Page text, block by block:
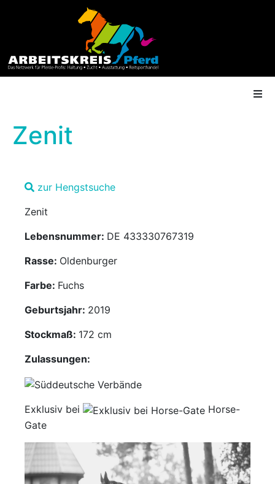
Termine
Gütesiegel
Mediathek
Partner
Account
Zenit
zur Hengstsuche
Zenit
Lebensnummer: DE 433330767319
Rasse: Oldenburger
Farbe: Fuchs
Geburtsjahr: 2019
Stockmaß: 172 cm
Zulassungen:
Exklusiv bei
Horse-
Gate